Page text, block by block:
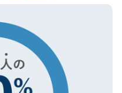
ご安心ください。
ださい。